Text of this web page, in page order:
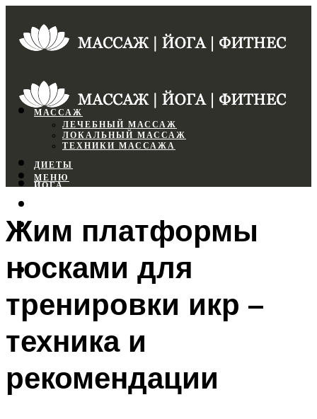
МАССАЖ
ЛЕЧЕБНЫЙ МАССАЖ
ЛОКАЛЬНЫЙ МАССАЖ
ТЕХНИКИ МАССАЖА
ДИЕТЫ
ЙОГА
ФИТНЕС
МЕНЮ
МЕНЮ
Жим платформы
носками для
тренировки икр –
техника и
рекомендации